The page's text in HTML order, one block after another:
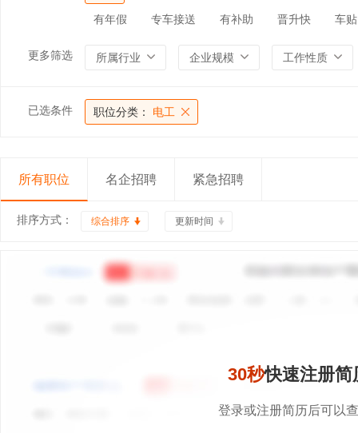
有年假 专车接送 有补助 晋升快 车贴
更多筛选 所属行业 企业规模 工作性质
已选条件 职位分类： 电工
所有职位 名企招聘 紧急招聘
排序方式： 综合排序 更新时间
30秒快速注册简
登录或注册简历后可以